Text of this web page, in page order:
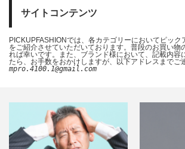
サイトコンテンツ
PICKUPFASHIONでは、各カテゴリーにおいてピック
をご紹介させていただいております。普段のお買い物
れば幸いです。また、ブランド様において、記載内容
たら、お手数をおかけしますが、以下アドレスまでご
mpro.4100.1@gmail.com